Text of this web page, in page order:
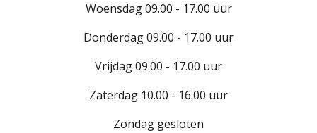
Woensdag 09.00 - 17.00 uur
Donderdag 09.00 - 17.00 uur
Vrijdag 09.00 - 17.00 uur
Zaterdag 10.00 - 16.00 uur
Zondag gesloten